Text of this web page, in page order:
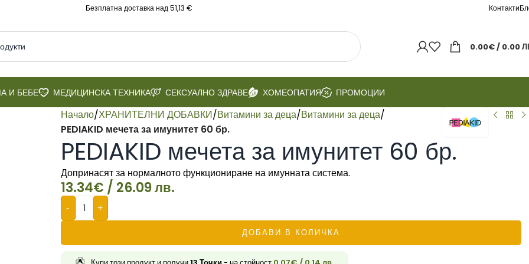
Безплатна доставка над 51,13 € Контакти
0.00€/ 0.00
И БЕБЕ МЕДИЦИНСКА ТЕХНИКА СЕКСУАЛНО ЗДРАВЕ ХОМЕОПАТИЯ ПРОМОЦИИ
Начало/ХРАНИТЕЛНИ ДОБАВКИ/Витамини за деца/Витамини за деца/
PEDIAKID мечета за имунитет 60 бр.
PEDIAKID мечета за имунитет 60 бр.
Допринасят за нормалното функциониране на имунната система.
13.34€ / 26.09 лв.
- +
ДОБАВИ В КОЛИЧКА